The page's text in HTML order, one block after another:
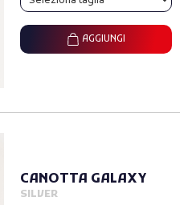
AGGIUNGI
CANOTTA GALAXY
SILVER